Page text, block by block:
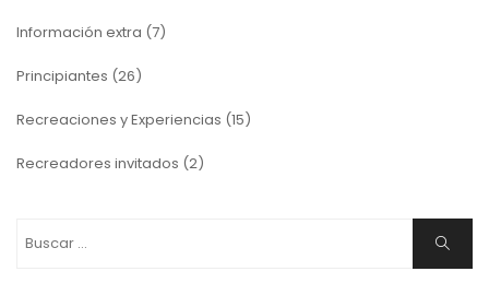
Información extra (7)
Principiantes (26)
Recreaciones y Experiencias (15)
Recreadores invitados (2)
Buscar: Buscar